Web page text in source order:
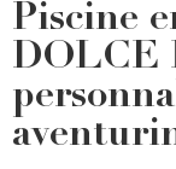
Piscine
DOLCE